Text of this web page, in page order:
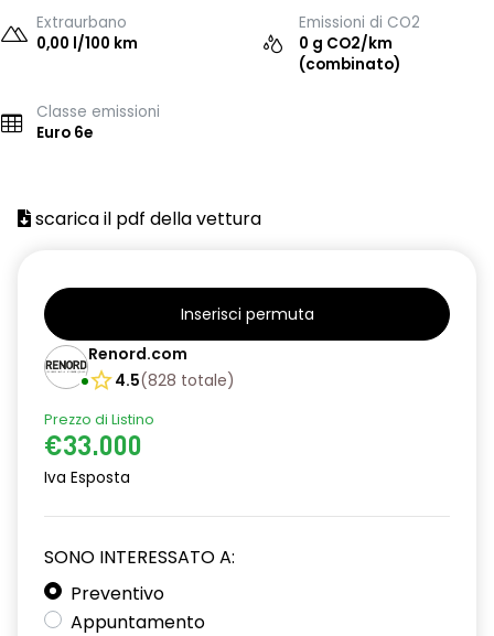
Extraurbano
0,00 l/100 km
Emissioni di CO2
0 g CO2/km
(combinato)
Classe emissioni
Euro 6e
scarica il pdf della vettura
Inserisci permuta
Renord.com
4.5(828 totale)
Prezzo di Listino
€33.000
Iva Esposta
SONO INTERESSATO A:
Preventivo
Appuntamento